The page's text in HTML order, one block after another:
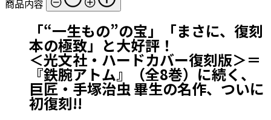
商品内容
「“一生もの”の宝」「まさに、復刻
本の極致」と大好評！
＜光文社・ハードカバー復刻版＞＝
『鉄腕アトム』（全8巻）に続く、
巨匠・手塚治虫 畢生の名作、ついに
初復刻!!